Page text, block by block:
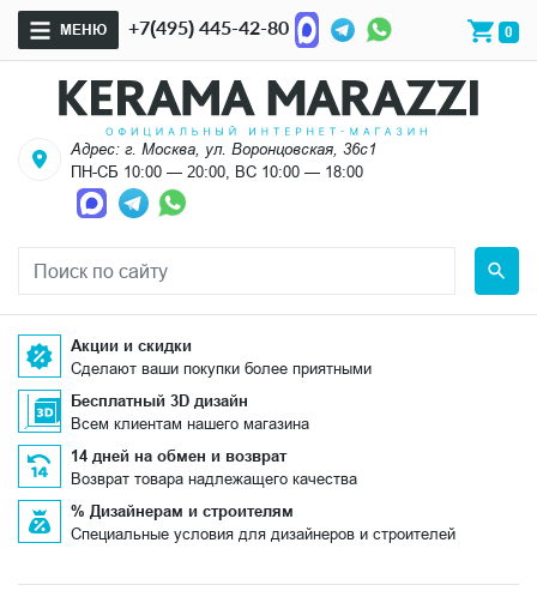
МЕНЮ +7(495) 445-42-80 0
Адрес: г. Москва, ул. Воронцовская, 36с1
ПН-СБ 10:00 — 20:00, ВС 10:00 — 18:00
Акции и скидки
Сделают ваши покупки более приятными
Бесплатный 3D дизайн
Всем клиентам нашего магазина
14 дней на обмен и возврат
Возврат товара надлежащего качества
% Дизайнерам и строителям
Специальные условия для дизайнеров и строителей